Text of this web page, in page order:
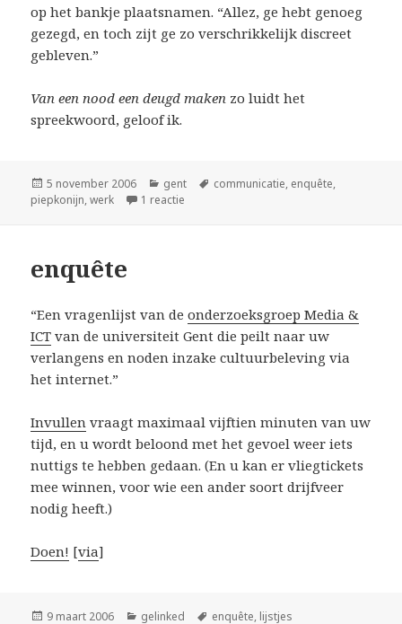
op het bankje plaatsnamen. “Allez, ge hebt genoeg
gezegd, en toch zijt ge zo verschrikkelijk discreet
gebleven.”
Van een nood een deugd maken zo luidt het
spreekwoord, geloof ik.
Geplaatst
op
5 november 2006 Categorieën
gent Tags
communicatie, enquête,
piepkonijn,werk 1 reactie
enquête
“Een vragenlijst van deonderzoeksgroep Media &
ICT van de universiteit Gent die peilt naar uw
verlangens en noden inzake cultuurbeleving via
het internet.”
Invullen vraagt maximaal vijftien minuten van uw
tijd, en u wordt beloond met het gevoel weer iets
nuttigs te hebben gedaan. (En u kan er vliegtickets
mee winnen, voor wie een ander soort drijfveer
nodig heeft.)
Doen! [via]
Geplaatst
9 maart 2006 Categorieën
gelinked Tags
enquête, lijstjes